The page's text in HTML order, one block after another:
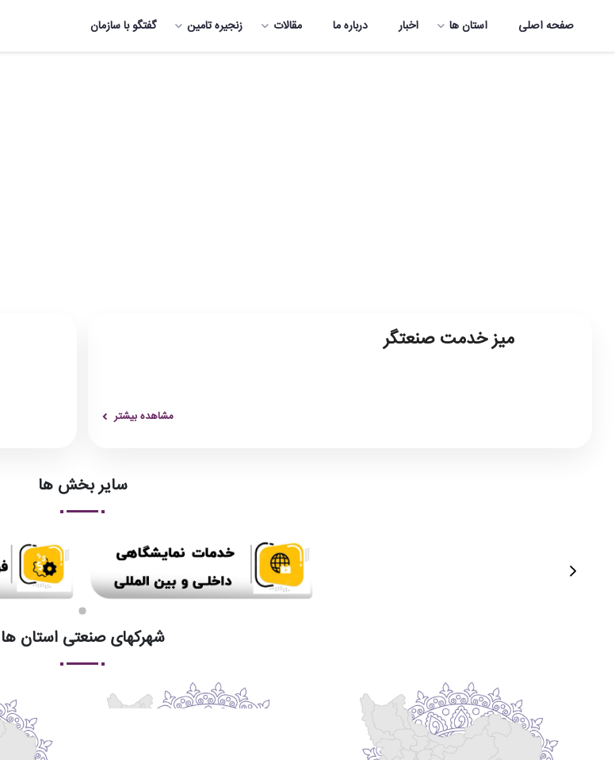
صفحه اصلی استان ها اخبار درباره ما مقالات زنجیره تامین گفتگو با سازمان
میز خدمت صنعتگر
مشاهده بیشتر
سایر بخش ها
شهرکهای صنعتی استان ها